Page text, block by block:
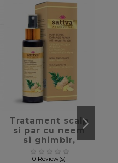
favorite_border
Tratament scalp
si par cu neem
si ghimbir,
100ml - Sattva
0 Review(s)